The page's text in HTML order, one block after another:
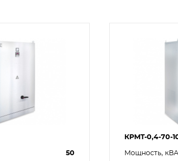
50
КРМТ-0,4-70-
Мощность,